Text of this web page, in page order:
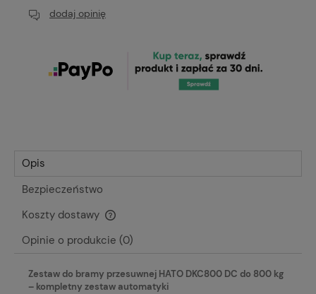
dodaj opinię
Opis
Bezpieczeństwo
Koszty dostawy
Cena nie zawiera ewentualnych kosztów płatności
Opinie o produkcie (0)
Zestaw do bramy przesuwnej HATO DKC800 DC do 800 kg
– kompletny zestaw automatyki